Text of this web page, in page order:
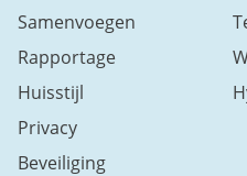
Samenvoegen
Rapportage
Huisstijl
Privacy
Beveiliging